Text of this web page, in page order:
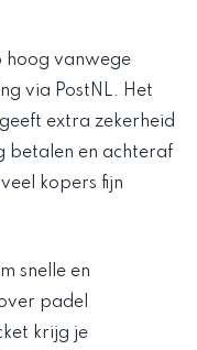
hoog vanwege
via PostNL. Het
geeft extra zekerheid
betalen en achteraf
kopers fijn
snelle en
padel
krijg je